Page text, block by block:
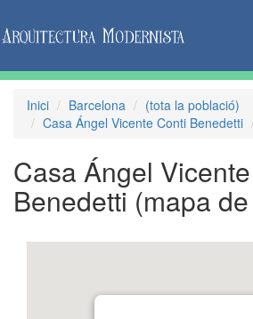
Inici Barcelona
(tota la població)
Casa Ángel Vicente Conti Benedetti
Casa Ángel
Benedetti (mapa